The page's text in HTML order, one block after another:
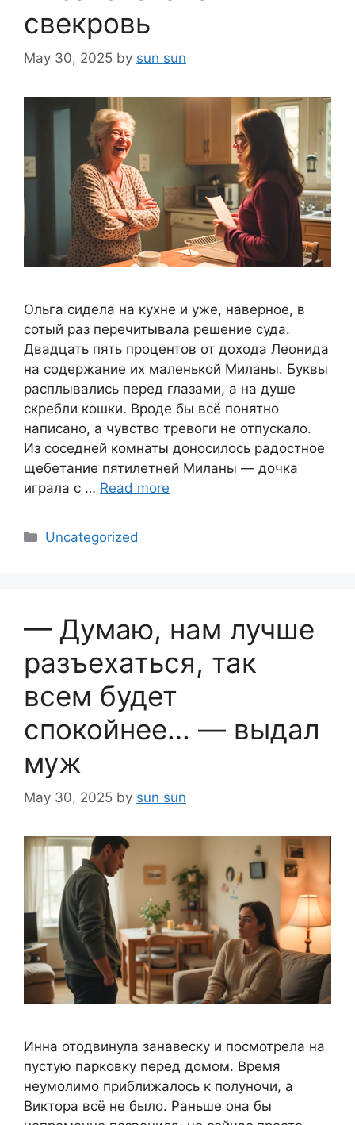
свекровь
May 30, 2025 by sun sun
Ольга сидела на кухне и уже, наверное, в
сотый раз перечитывала решение суда.
Двадцать пять процентов от дохода Леонида
на содержание их маленькой Миланы. Буквы
расплывались перед глазами, а на душе
скребли кошки. Вроде бы всё понятно
написано, а чувство тревоги не отпускало.
Из соседней комнаты доносилось радостное
щебетание пятилетней Миланы — дочка
играла с … Read more
Categories
Uncategorized
— Думаю, нам лучше
разъехаться, так
всем будет
спокойнее… — выдал
муж
May 30, 2025 by sun sun
Инна отодвинула занавеску и посмотрела на
пустую парковку перед домом. Время
неумолимо приближалось к полуночи, а
Виктора всё не было. Раньше она бы